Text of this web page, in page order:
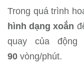
Trong quá trình
hình dạng xoắn
quay của
90 vòng/phút.